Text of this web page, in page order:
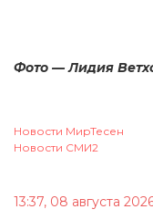
Фото — Лидия
Новости МирТесен
Новости СМИ2
13:37, 08 августа